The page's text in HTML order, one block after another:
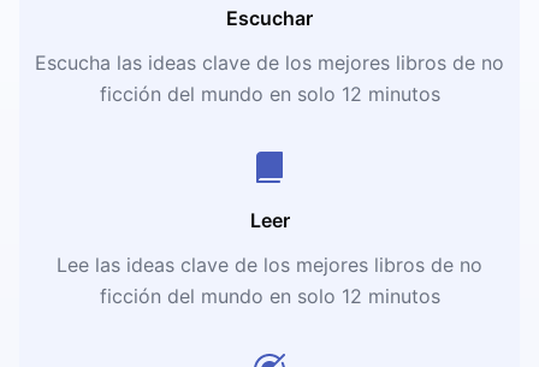
Escuchar
Escucha las ideas clave de los mejores libros de no
ficción del mundo en solo 12 minutos
Leer
Lee las ideas clave de los mejores libros de no
ficción del mundo en solo 12 minutos